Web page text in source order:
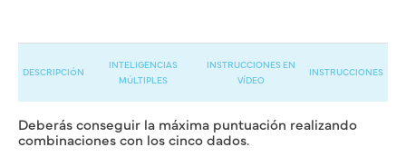
DESCRIPCIÓN
INTELIGENCIAS
MÚLTIPLES
INSTRUCCIONES EN
VÍDEO
INSTRUCCIONES
Deberás conseguir la máxima puntuación realizando
combinaciones con los cinco dados.